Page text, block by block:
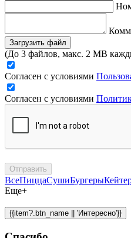
Загрузить файл
(До 3 файлов, макс. 2 MB
Согласен с условиями
Согласен с условиями
Отправить
ВсеПиццаСушиБургеры
Еще+
{{item?.btn_name || 'Интересно'}}